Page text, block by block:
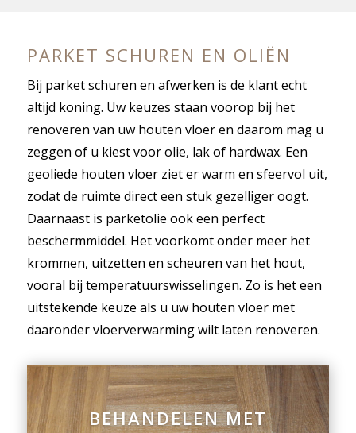
PARKET SCHUREN EN OLIËN
Bij parket schuren en afwerken is de klant echt
altijd koning. Uw keuzes staan voorop bij het
renoveren van uw houten vloer en daarom mag u
zeggen of u kiest voor olie, lak of hardwax. Een
geoliede houten vloer ziet er warm en sfeervol uit,
zodat de ruimte direct een stuk gezelliger oogt.
Daarnaast is parketolie ook een perfect
beschermmiddel. Het voorkomt onder meer het
krommen, uitzetten en scheuren van het hout,
vooral bij temperatuurswisselingen. Zo is het een
uitstekende keuze als u uw houten vloer met
daaronder vloerverwarming wilt laten renoveren.
BEHANDELEN MET